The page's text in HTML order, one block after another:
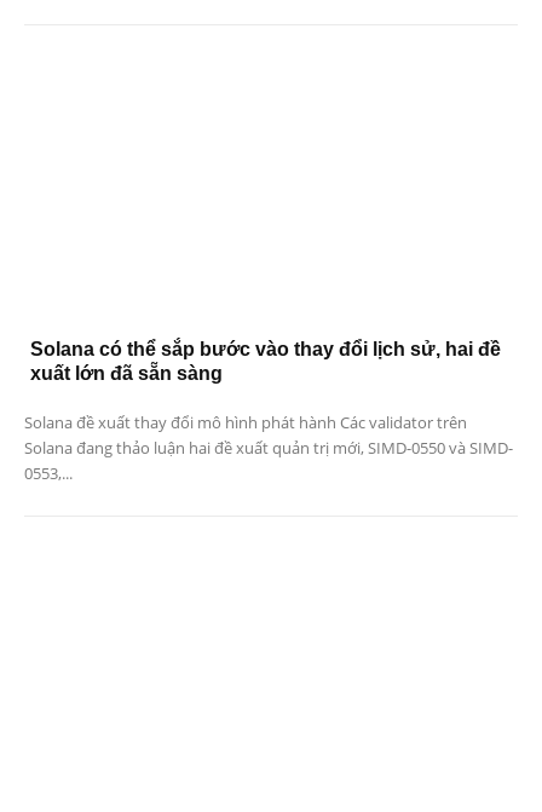
Solana có thể sắp bước vào thay đổi lịch sử, hai đề
xuất lớn đã sẵn sàng
Solana đề xuất thay đổi mô hình phát hành Các validator trên
Solana đang thảo luận hai đề xuất quản trị mới, SIMD-0550 và SIMD-
0553,...